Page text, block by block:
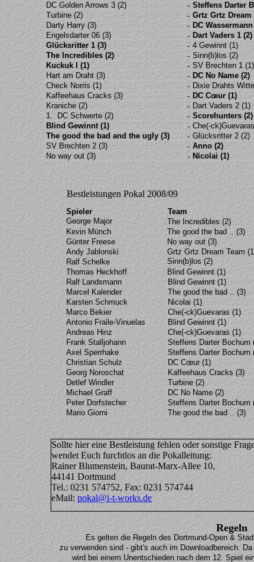
DC Golden Arrows 3 (2)
- Steffens Darter
Turbine (2)
- Grtz Grtz Dream
Darty Harry (3)
- DC Wassermann
Engelsdarter 06 (3)
- Dart Vaders 1 (2)
Glücksritter 1 (3)
- 4 Gewinnt (1)
The Incredibles (2)
- Sinn(b)los (2)
Kuckuk I (1)
- SV Brechten 1 (1)
Hart am Draht (3)
- DC No Name (2)
Check Norris (1)
- Dixie Drahts
Kaffeehaus Cracks (3)
- DC Cœur (1)
Kraniche (2)
- Dart Vaders 2 (1)
1. DC Schwerte (2)
- Scorehunters (2)
Blind Gewinnt (1)
- Che(-
The good the bad and the ugly (3)
- Glücksritter 2 (2)
SV Brechten 2 (3)
- Anno (2)
No way out (3)
- Nicolai (1)
Bestleistungen Pokal 2008/09
Spieler Team
George Major
The Incredibles (2)
Kevin Münch
The good the bad .. (3)
Günter Freese
No way out (3)
Andy Jablonski
Grtz Grtz Dream Team
Ralf Schelke
Sinn(b)los (2)
Thomas Heckhoff
Blind Gewinnt (1)
Ralf Landsmann
Blind Gewinnt (1)
Marcel Kalender
The good the bad .. (3)
Karsten Schmuck
Nicolai (1)
Marco Bekier
Che(-ck)Guevaras (1)
Antonio Fraile-Vinuelas
Blind Gewinnt (1)
Andreas Hinz
Che(-ck)Guevaras (1)
Frank Stalljohann
Steffens Darter Bochum
Axel Sperrhake
Steffens Darter Bochum
Christian Schulz
DC Cœur (1)
Georg Noroschat
Kaffeehaus Cracks (3)
Detlef Windler
Turbine (2)
Michael Graff
DC No Name (2)
Peter Dorfstecher
Steffens Darter Bochum
Mario Giorni
The good the bad .. (3)
Sollte hier eine Bestleistung fehlen oder sonstige
wendet Euch furchtlos an die Pokalleitung:
Rainer Blumenstein, Baurat-Marx-Allee 10,
44141 Dortmund
Tel.: 0231 574752, Fax: 0231 574744
eMail: pokal@i-t-works.de
Regeln
Es gelten die Regeln des Dortmund-Open &
zu verwenden sind - gibt's auch im Downloadbereich.
wird bei einem Unentschieden nach dem 12. Spiel